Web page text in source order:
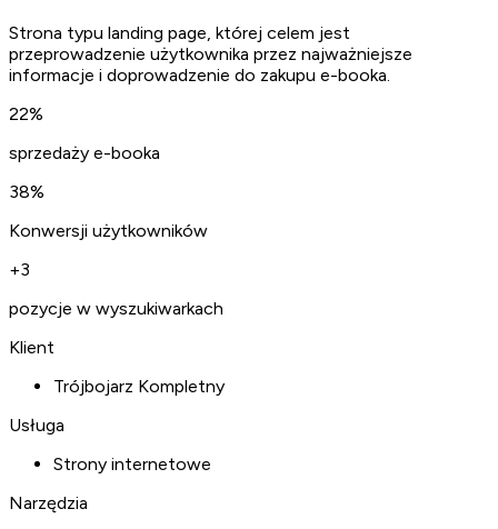
Strona typu landing page, której celem jest
przeprowadzenie użytkownika przez najważniejsze
informacje i doprowadzenie do zakupu e-booka.
22%
sprzedaży e-booka
38%
Konwersji użytkowników
+3
pozycje w wyszukiwarkach
Klient
Trójbojarz Kompletny
Usługa
Strony internetowe
Narzędzia